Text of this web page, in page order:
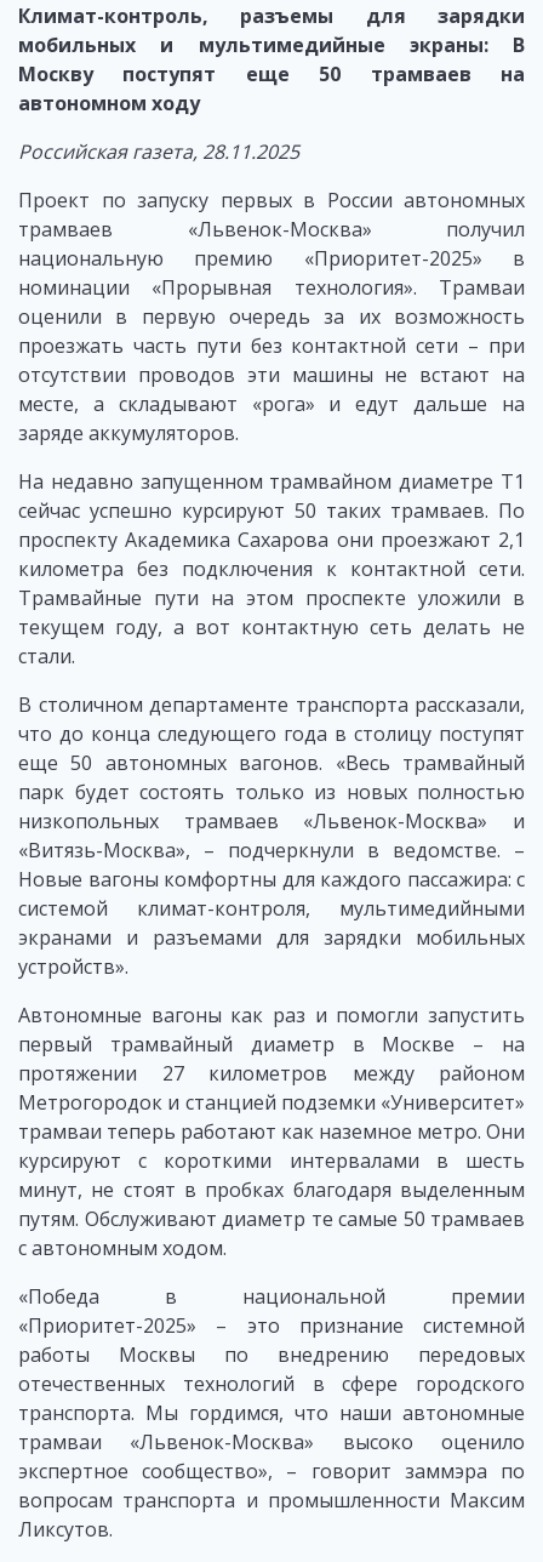
Климат-контроль, разъемы для зарядки
мобильных и мультимедийные экраны: В
Москву поступят еще 50 трамваев на
автономном ходу
Российская газета, 28.11.2025
Проект по запуску первых в России автономных
трамваев «Львенок-Москва» получил
национальную премию «Приоритет-2025» в
номинации «Прорывная технология». Трамваи
оценили в первую очередь за их возможность
проезжать часть пути без контактной сети – при
отсутствии проводов эти машины не встают на
месте, а складывают «рога» и едут дальше на
заряде аккумуляторов.
На недавно запущенном трамвайном диаметре Т1
сейчас успешно курсируют 50 таких трамваев. По
проспекту Академика Сахарова они проезжают 2,1
километра без подключения к контактной сети.
Трамвайные пути на этом проспекте уложили в
текущем году, а вот контактную сеть делать не
стали.
В столичном департаменте транспорта рассказали,
что до конца следующего года в столицу поступят
еще 50 автономных вагонов. «Весь трамвайный
парк будет состоять только из новых полностью
низкопольных трамваев «Львенок-Москва» и
«Витязь-Москва», – подчеркнули в ведомстве. –
Новые вагоны комфортны для каждого пассажира: с
системой климат-контроля, мультимедийными
экранами и разъемами для зарядки мобильных
устройств».
Автономные вагоны как раз и помогли запустить
первый трамвайный диаметр в Москве – на
протяжении 27 километров между районом
Метрогородок и станцией подземки «Университет»
трамваи теперь работают как наземное метро. Они
курсируют с короткими интервалами в шесть
минут, не стоят в пробках благодаря выделенным
путям. Обслуживают диаметр те самые 50 трамваев
с автономным ходом.
«Победа в национальной премии
«Приоритет-2025» – это признание системной
работы Москвы по внедрению передовых
отечественных технологий в сфере городского
транспорта. Мы гордимся, что наши автономные
трамваи «Львенок-Москва» высоко оценило
экспертное сообщество», – говорит заммэра по
вопросам транспорта и промышленности Максим
Ликсутов.